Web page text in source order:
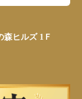
森ヒルズ 1Ｆ